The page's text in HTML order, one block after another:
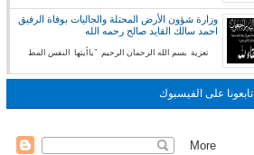
وزارة شؤون الأرض المحتلة والجاليات بوفاة الرفيق
احمد سالك القايد صالح رحمه الله
تعزية بسم الله الرحمان الرحيم "ياأيتها النفس المط
تابعونا على الفيسبوك